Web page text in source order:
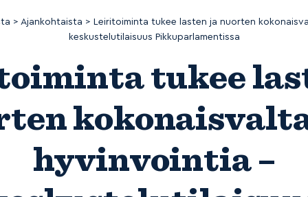
> Ajankohtaista > Leiritoiminta tukee lasten ja nuorten
keskustelutilaisuus Pikkuparlamentissa
tukee
hyvinvointia –